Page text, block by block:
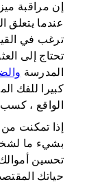
إن مراقبة
عندما يتعلق
ترغب في
تحتاج إلى
المدرسة
كبيرا للفك
الواقع ،
إذا تمكنت
بشيء ما
تحسين
حياتك